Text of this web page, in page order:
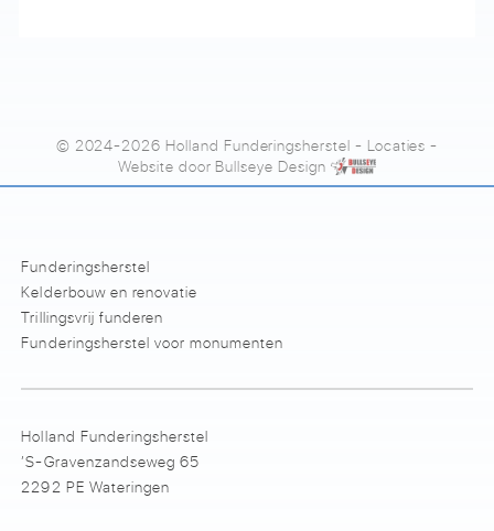
© 2024-2026 Holland Funderingsherstel - Locaties -
Website door Bullseye Design
Funderingsherstel
Kelderbouw en renovatie
Trillingsvrij funderen
Funderingsherstel voor monumenten
Holland Funderingsherstel
’S-Gravenzandseweg 65
2292 PE Wateringen